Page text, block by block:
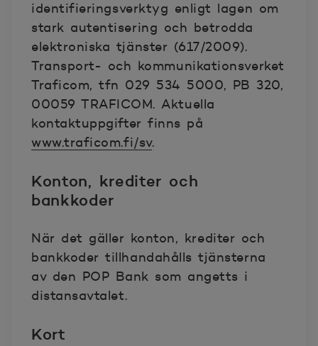
identifieringsverktyg enligt lagen om
stark autentisering och betrodda
elektroniska tjänster (617/2009).
Transport- och kommunikationsverket
Traficom, tfn 029 534 5000, PB 320,
00059 TRAFICOM. Aktuella
kontaktuppgifter finns på
www.traficom.fi/sv.
Konton, krediter och
bankkoder
När det gäller konton, krediter och
bankkoder tillhandahålls tjänsterna
av den POP Bank som angetts i
distansavtalet.
Kort